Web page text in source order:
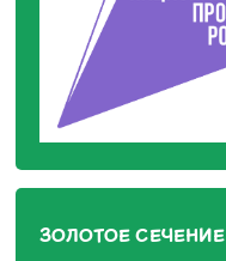
ЗОЛОТОЕ СЕЧЕНИЕ